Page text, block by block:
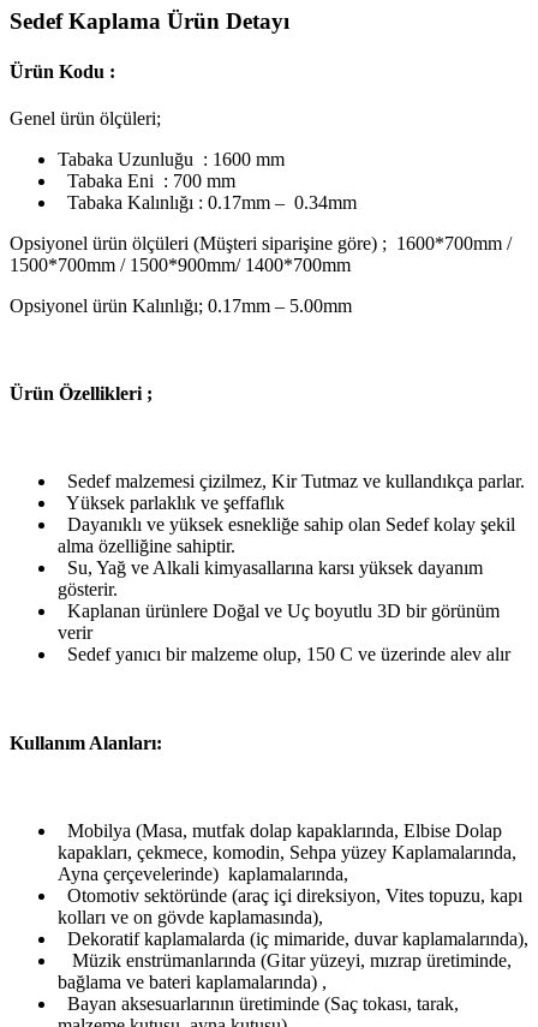
Sedef Kaplama Ürün Detayı
Ürün Kodu :
Genel ürün ölçüleri;
Tabaka Uzunluğu : 1600 mm
Tabaka Eni : 700 mm
Tabaka Kalınlığı : 0.17mm – 0.34mm
Opsiyonel ürün ölçüleri (Müşteri siparişine göre) ; 1600*700mm /
1500*700mm / 1500*900mm/ 1400*700mm
Opsiyonel ürün Kalınlığı; 0.17mm – 5.00mm
Ürün Özellikleri ;
Sedef malzemesi çizilmez, Kir Tutmaz ve kullandıkça parlar.
Yüksek parlaklık ve şeffaflık
Dayanıklı ve yüksek esnekliğe sahip olan Sedef kolay şekil
alma özelliğine sahiptir.
Su, Yağ ve Alkali kimyasallarına karsı yüksek dayanım
gösterir.
Kaplanan ürünlere Doğal ve Uç boyutlu 3D bir görünüm
verir
Sedef yanıcı bir malzeme olup, 150 C ve üzerinde alev alır
Kullanım Alanları:
Mobilya (Masa, mutfak dolap kapaklarında, Elbise Dolap
kapakları, çekmece, komodin, Sehpa yüzey Kaplamalarında,
Ayna çerçevelerinde) kaplamalarında,
Otomotiv sektöründe (araç içi direksiyon, Vites topuzu, kapı
kolları ve on gövde kaplamasında),
Dekoratif kaplamalarda (iç mimaride, duvar kaplamalarında),
Müzik enstrümanlarında (Gitar yüzeyi, mızrap üretiminde,
bağlama ve bateri kaplamalarında) ,
Bayan aksesuarlarının üretiminde (Saç tokası, tarak,